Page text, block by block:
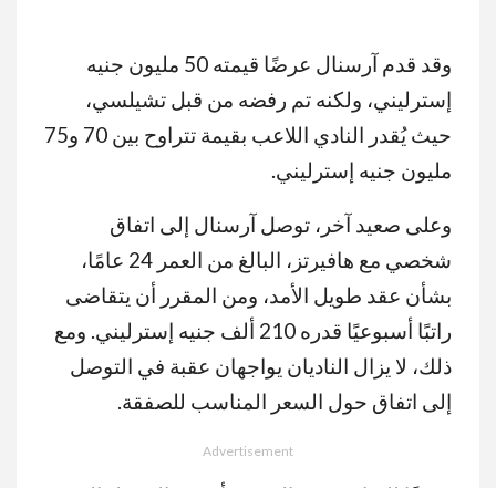
وقد قدم آرسنال عرضًا قيمته 50 مليون جنيه
إسترليني، ولكنه تم رفضه من قبل تشيلسي،
حيث يُقدر النادي اللاعب بقيمة تتراوح بين 70 و75
مليون جنيه إسترليني.
وعلى صعيد آخر، توصل آرسنال إلى اتفاق
شخصي مع هافيرتز، البالغ من العمر 24 عامًا،
بشأن عقد طويل الأمد، ومن المقرر أن يتقاضى
راتبًا أسبوعيًا قدره 210 ألف جنيه إسترليني. ومع
ذلك، لا يزال الناديان يواجهان عقبة في التوصل
إلى اتفاق حول السعر المناسب للصفقة.
Advertisement